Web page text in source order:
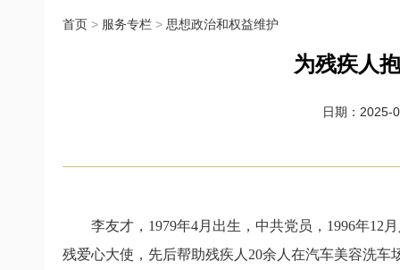
首页 > 服务专栏 > 思想政治和权益维护
为残疾人
日期：2025-
李友才， 1979年4月出生，中共党员， 1996年12
残爱心大使，先后帮助残疾人 20余人在汽车美容洗车